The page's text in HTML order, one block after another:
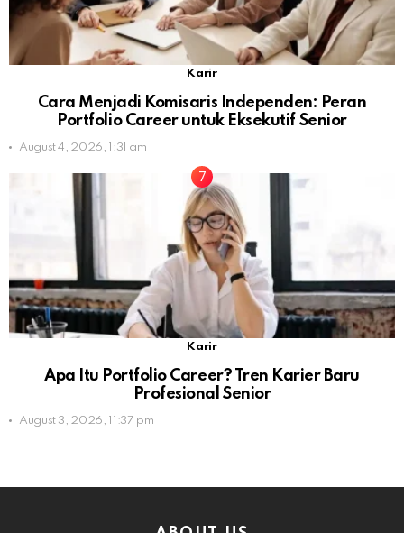
Karir
Cara Menjadi Komisaris Independen: Peran
Portfolio Career untuk Eksekutif Senior
August 4, 2026, 1:31 am
Karir
Apa Itu Portfolio Career? Tren Karier Baru
Profesional Senior
August 3, 2026, 11:37 pm